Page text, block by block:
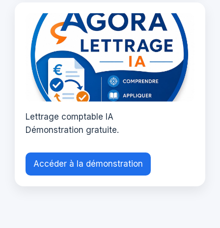
Lettrage comptable IA
Démonstration gratuite.
Accéder à la démonstration